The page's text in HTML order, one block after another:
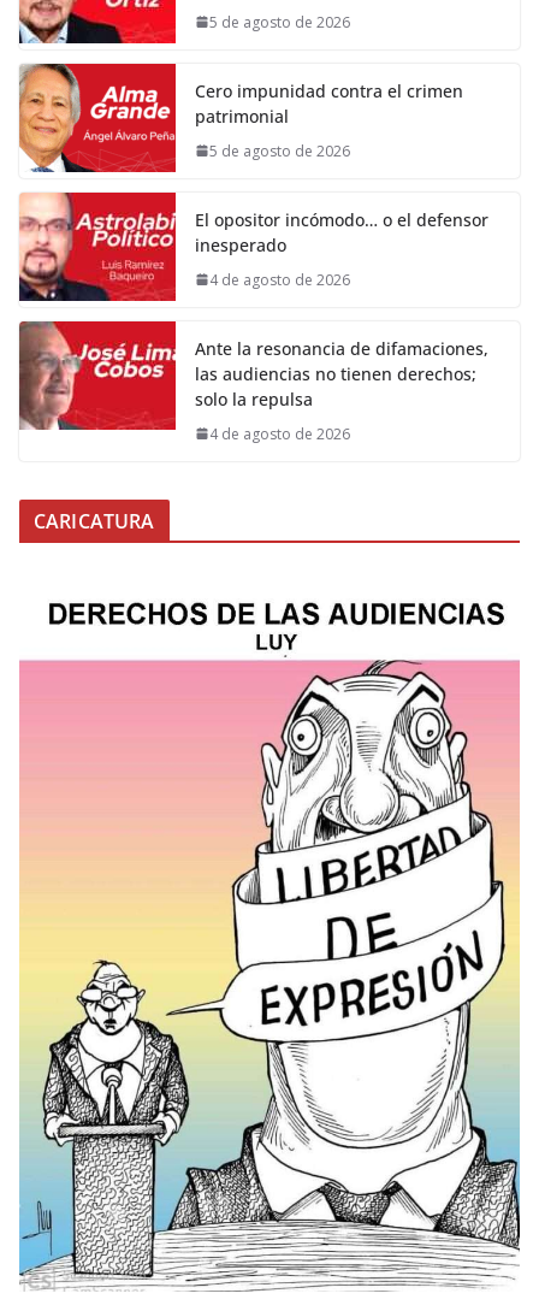
5 de agosto de 2026
Cero impunidad contra el crimen
patrimonial
5 de agosto de 2026
El opositor incómodo… o el defensor
inesperado
4 de agosto de 2026
Ante la resonancia de difamaciones,
las audiencias no tienen derechos;
solo la repulsa
4 de agosto de 2026
CARICATURA